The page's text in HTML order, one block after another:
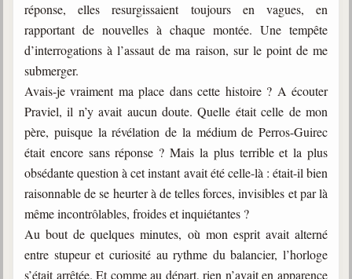
réponse, elles resurgissaient toujours en vagues, en
rapportant de nouvelles à chaque montée. Une tempête
d’interrogations à l’assaut de ma raison, sur le point de me
submerger.
Avais-je vraiment ma place dans cette histoire ? A écouter
Praviel, il n’y avait aucun doute. Quelle était celle de mon
père, puisque la révélation de la médium de Perros-Guirec
était encore sans réponse ? Mais la plus terrible et la plus
obsédante question à cet instant avait été celle-là : était-il bien
raisonnable de se heurter à de telles forces, invisibles et par là
même incontrôlables, froides et inquiétantes ?
Au bout de quelques minutes, où mon esprit avait alterné
entre stupeur et curiosité au rythme du balancier, l’horloge
s’était arrêtée. Et comme au départ, rien n’avait en apparence